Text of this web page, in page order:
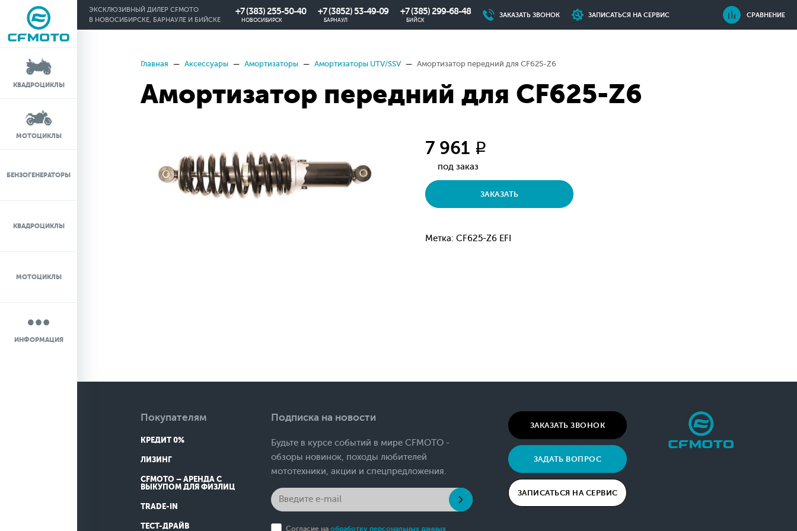
ЭКСКЛЮЗИВНЫЙ ДИЛЕР CFMOTO
В НОВОСИБИРСКЕ, БАРНАУЛЕ И БИЙСКЕ
+7 (383) 255-50-40
НОВОСИБИРСК
+7 (3852) 53-49-09
БАРНАУЛ
+7 (385) 299-68-48
БИЙСК
ЗАКАЗАТЬ ЗВОНОК ЗАПИСАТЬСЯ НА СЕРВИС СРАВНЕНИЕ
КВАДРОЦИКЛЫ
МОТОЦИКЛЫ
БЕНЗОГЕНЕРАТОРЫ
КВАДРОЦИКЛЫ
МОТОЦИКЛЫ
ИНФОРМАЦИЯ
0%
IN
Главная Аксессуары Амортизаторы Амортизаторы UTV/SSV Амортизатор передний для CF625-Z6
Амортизатор передний для CF625-Z6
7 961 q
под заказ
ЗАКАЗАТЬ
Метка: CF625-Z6 EFI
Покупателям
КРЕДИТ 0%
ЛИЗИНГ
CFMOTO – АРЕНДА С
ВЫКУПОМ ДЛЯ ФИЗЛИЦ
TRADE-IN
ТЕСТ-ДРАЙВ
Подписка на новости
Будьте в курсе событий в мире CFMOTO -
обзоры новинок, походы любителей
мототехники, акции и спецпредложения.
Согласие на обработку персональных данных
ЗАКАЗАТЬ ЗВОНОК
ЗАДАТЬ ВОПРОС
ЗАПИСАТЬСЯ НА СЕРВИС